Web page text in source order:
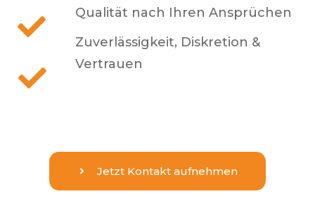
Qualität nach Ihren Ansprüchen
Zuverlässigkeit, Diskretion &
Vertrauen
Jetzt Kontakt aufnehmen